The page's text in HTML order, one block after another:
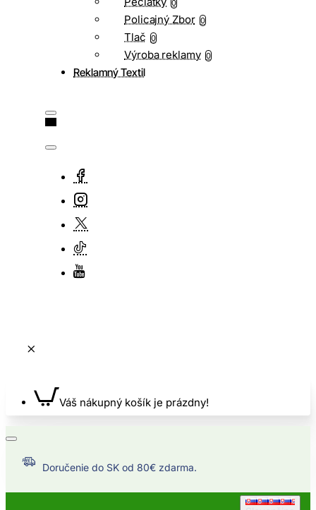
0
Policajný Zbor 0
Tlač 0
Výroba reklamy 0
Reklamný Textil
Váš nákupný košík je prázdny!
Doručenie do SK od 80€ zdarma.